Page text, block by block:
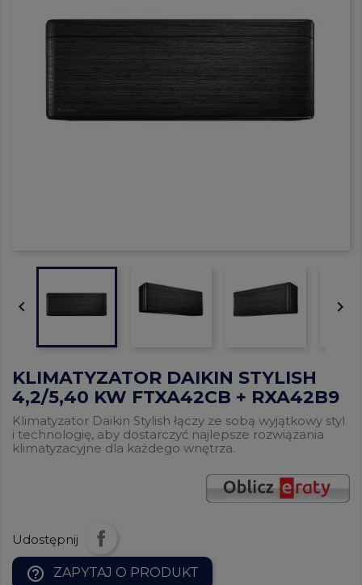
 
KLIMATYZATOR DAIKIN STYLISH
4,2/5,40 KW FTXA42CB + RXA42B9
Klimatyzator Daikin Stylish łączy ze sobą wyjątkowy styl
i technologię, aby dostarczyć najlepsze rozwiązania
klimatyzacyjne dla każdego wnętrza.
Udostępnij
help_outline ZAPYTAJ O PRODUKT